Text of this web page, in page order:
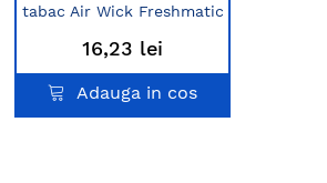
tabac Air Wick Freshmatic
16,23 lei
Adauga in cos